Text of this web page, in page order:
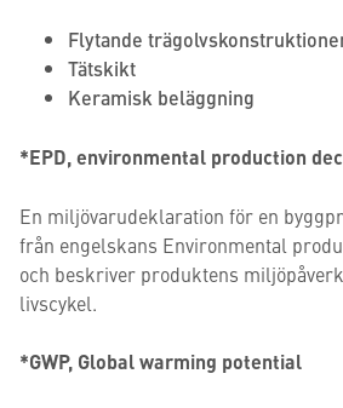
Flytande
Tätskikt
Keramisk beläggning
*EPD, environmental production
En miljövarudeklaration för en
från engelskans Environmental
och beskriver produktens
livscykel.
*GWP, Global warming potential